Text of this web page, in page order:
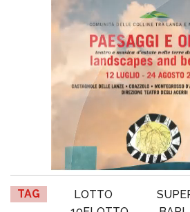
TAG LOTTO